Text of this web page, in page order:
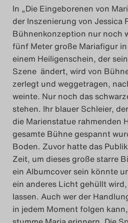
In „Die Eingeborenen von
der Inszenierung von Jessica
Bühnenkonzeption nur noch
fünf Meter große Mariafigur
einem Heiligenschein, der
Szene ändert, wird von
zerlegt und weggetragen,
weinte. Nur noch das
stehen. Ihr blauer Schleier,
die Marienstatue rahmenden
gesamte Bühne gespannt
Boden. Zuvor hatte das
Zeit, um dieses große starre
ein Albumcover sein könnte
ein anderes Licht gehüllt
lassen. Auch wer der
in jedem Moment folgen